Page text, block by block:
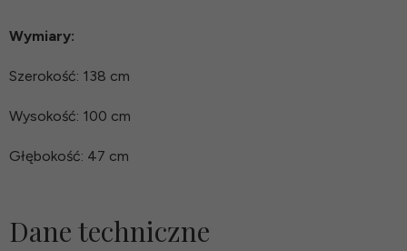
Wymiary:
Szerokość: 138 cm
Wysokość: 100 cm
Głębokość: 47 cm
Dane techniczne